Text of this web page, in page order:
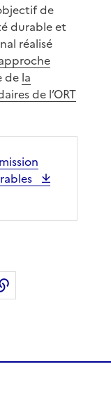
de
durable et
réalisé
de la
de l’ORT
LinkedInpar email